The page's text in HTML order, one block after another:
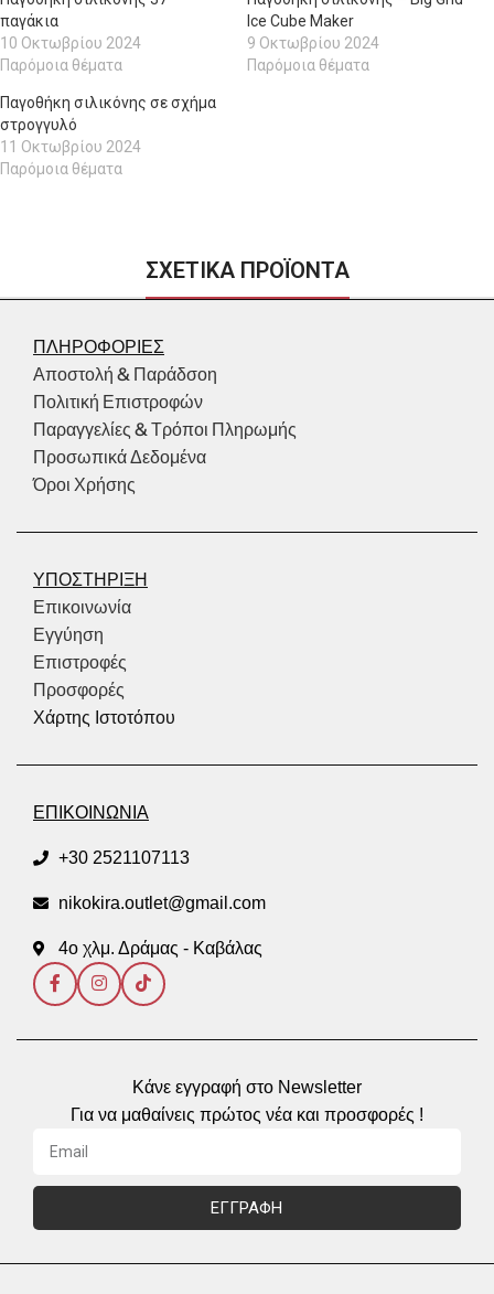
παγάκια
10 Οκτωβρίου 2024
Παρόμοια θέματα
Ice Cube Maker
9 Οκτωβρίου 2024
Παρόμοια θέματα
Παγοθήκη σιλικόνης σε σχήμα
στρογγυλό
11 Οκτωβρίου 2024
Παρόμοια θέματα
ΣΧΕΤΙΚΑ ΠΡΟΪΟΝΤΑ
ΠΛΗΡΟΦΟΡΙΕΣ
Αποστολή & Παράδσοη
Πολιτική Επιστροφών
Παραγγελίες & Τρόποι Πληρωμής
Προσωπικά Δεδομένα
Όροι Χρήσης
ΥΠΟΣΤΗΡΙΞΗ
Επικοινωνία
Εγγύηση
Επιστροφές
Προσφορές
Χάρτης Ιστοτόπου
ΕΠΙΚΟΙΝΩΝΙΑ
+30 2521107113
nikokira.outlet@gmail.com
4ο χλμ. Δράμας - Καβάλας
Κάνε εγγραφή στο Newsletter
Για να μαθαίνεις πρώτος νέα και προσφορές !
ΕΓΓΡΑΦΗ